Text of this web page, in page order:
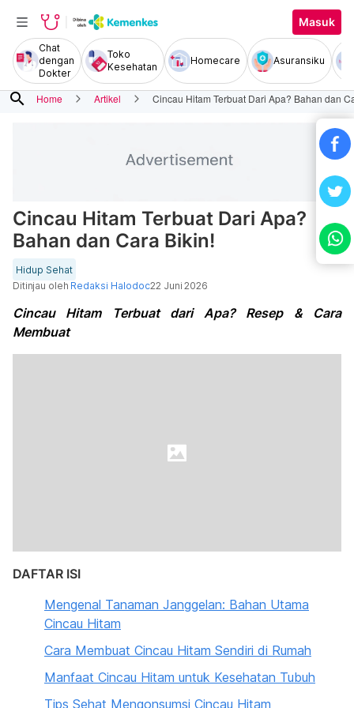
Masuk
Chat
dengan
Dokter
Toko
Kesehatan
Homecare Asuransiku
search Home Artikel Cincau Hitam Terbuat Dari Apa? Bahan dan
Cincau Hitam Terbuat Dari Apa?
Bahan dan Cara Bikin!
Hidup Sehat
Ditinjau oleh Redaksi Halodoc22 Juni 2026
Cincau Hitam Terbuat dari Apa? Resep & Cara
Membuat
DAFTAR ISI
Mengenal Tanaman Janggelan: Bahan Utama
Cincau Hitam
Cara Membuat Cincau Hitam Sendiri di Rumah
Manfaat Cincau Hitam untuk Kesehatan Tubuh
Tips Sehat Mengonsumsi Cincau Hitam